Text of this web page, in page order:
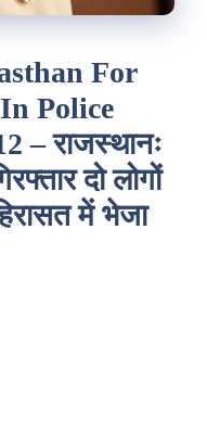
For
Police
– राजस्थानः
दो लोगों
में भेजा